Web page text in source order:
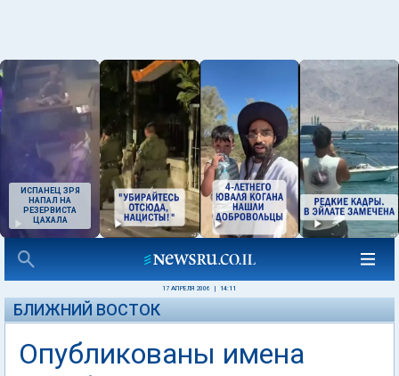
ИСПАНЕЦ ЗРЯ
НАПАЛ НА
РЕЗЕРВИСТА
ЦАХАЛА
17 АПРЕЛЯ 2006 14:11
БЛИЖНИЙ ВОСТОК
Опубликованы имена